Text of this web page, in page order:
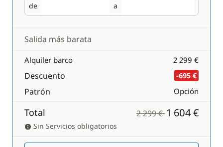
de
Salida a
Regreso
Salida más barata
Alquiler barco 2 299 €
Descuento -695 €
Patrón Opción
Total 2 299 €1 604 €
Sin Servicios obligatorios